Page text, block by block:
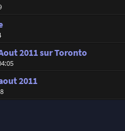
2011 sur Toronto
2011